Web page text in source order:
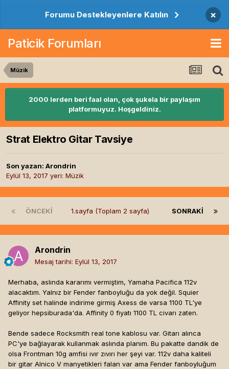
Forumu Destekleyenlere Katılın ×
Paticik Forumları
Müzik
2000 lerden beri faal olan, çok şukela bir paylaşım
platformuyuz. Hoşgeldiniz.
Strat Elektro Gitar Tavsiye
Son yazan: Arondrin
Eylül 13, 2017 yeri: Müzik
ÖNCEKI SONRAKI
1.sayfa (Toplam 2 sayfa)
Arondrin
Mesaj tarihi: Eylül 13, 2017
Merhaba, aslında kararımı vermiştim, Yamaha Pacifica 112v
alacaktım. Yalnız bir Fender fanboyluğu da yok değil. Squier
Affinity set halinde indirime girmiş Axess de varsa 1100 TL'ye
geliyor hepsiburada'da. Affinity 0 fiyatı 1100 TL civarı zaten.
Bende sadece Rocksmith real tone kablosu var. Gitarı alınca
PC'ye bağlayarak kullanmak aslında planım. Bu pakatte dandik de
olsa Frontman 10g amfisi ıvır zıvırı her şeyi var. 112v daha kaliteli
bir gitar Alnico V manyetikleri falan var ama Fender fanboyluğum